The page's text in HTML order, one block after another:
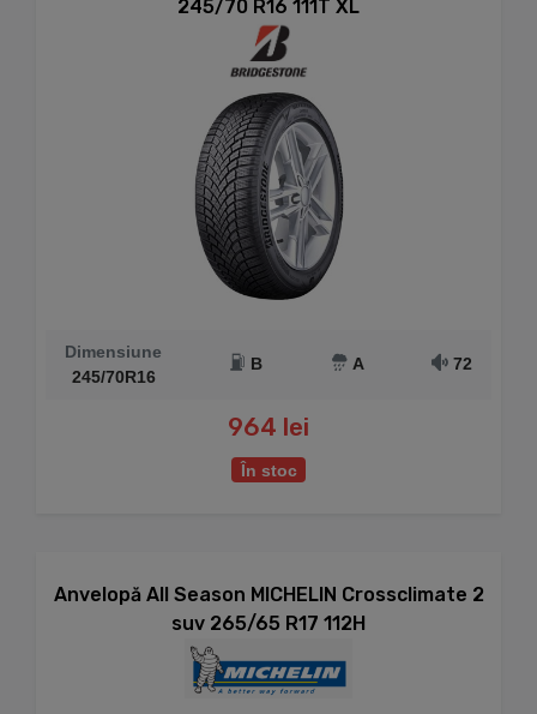
245/70 R16 111T XL
Dimensiune
245/70R16
B A 72
964 lei
În stoc
Anvelopă All Season MICHELIN Crossclimate 2
suv 265/65 R17 112H